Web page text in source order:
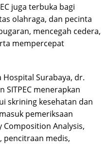
juga terbuka bagi
olahraga, dan pecinta
mencegah cedera,
mempercepat
Surabaya, dr.
SITPEC menerapkan
skrining kesehatan dan
pemeriksaan
Analysis,
pencitraan medis,